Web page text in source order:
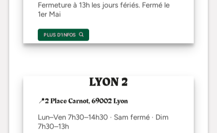
Fermeture à 13h les jours fériés. Fermé le
1er Mai
PLUS D'INFOS
LYON 2
📍2 Place Carnot, 69002 Lyon
Lun–Ven 7h30–14h30 · Sam fermé · Dim
7h30–13h